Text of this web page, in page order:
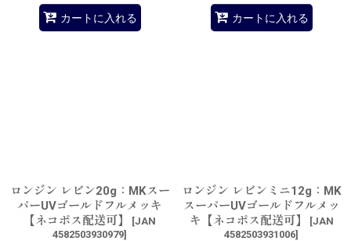
カートに入れる カートに入れる
ロンジン レビン20g：MKスー
パーUVゴールドフルメッキ
【ネコポス配送可】
[JAN
4582503930979]
ロンジン レビンミニ12g：MK
スーパーUVゴールドフルメッ
キ【ネコポス配送可】
[JAN
4582503931006]